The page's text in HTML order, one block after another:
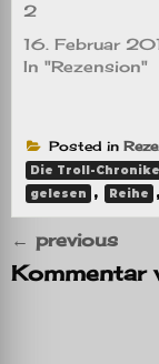
2
16. Februar
In "Rezension"
Posted in
Die Troll-
gelesen , Reihe ,
← previous
Kommentar